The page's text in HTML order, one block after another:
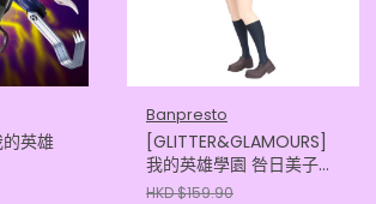
英雄
Banpresto
[GLITTER&GLAMOURS]
我的英雄學園 咎日美子
(4983164285734)
HKD $159.90